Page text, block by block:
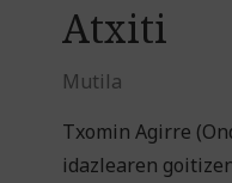
Atxiti
Mutila
Txomin Agirre
idazlearen